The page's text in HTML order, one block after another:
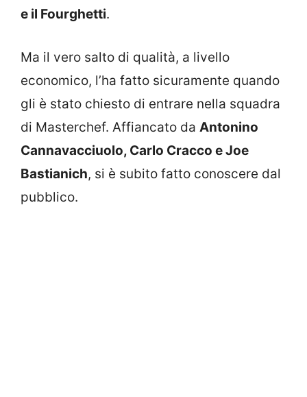
e il Fourghetti.
Ma il vero salto di qualità, a livello
economico, l’ha fatto sicuramente quando
gli è stato chiesto di entrare nella squadra
di Masterchef. Affiancato da Antonino
Cannavacciuolo, Carlo Cracco e Joe
Bastianich, si è subito fatto conoscere dal
pubblico.